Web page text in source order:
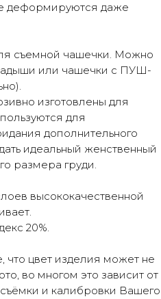
деформируются даже
съемной чашечки. Можно
или чашечки с ПУШ-
изготовлены для
для
дополнительного
идеальный женственный
размера груди.
высококачественной
20%.
цвет изделия может не
во многом это зависит от
и калибровки Вашего